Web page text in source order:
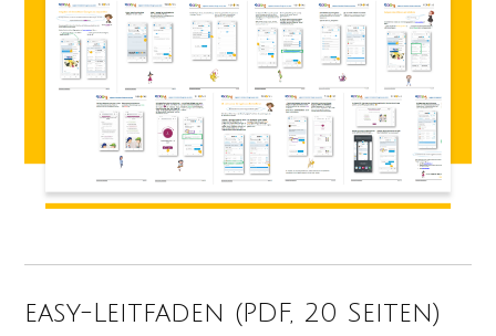
easy-Leitfaden (PDF, 20 Seiten)